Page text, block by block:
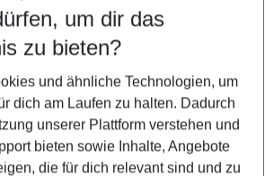
5-8 Nächte
Keine Kinder
Filter anzeigen
um dir das
zu bieten?
und ähnliche Technologien, um
dich am Laufen zu halten. Dadurch
unserer Plattform verstehen und
bieten sowie Inhalte, Angebote
die für dich relevant sind und zu